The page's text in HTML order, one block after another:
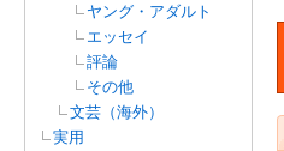
ヤング・アダルト
エッセイ
評論
その他
文芸（海外）
実用